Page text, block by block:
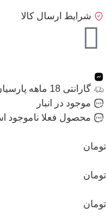
شرایط ارسال کالا
گارانتی 18 ماهه پارسیان تک
موجود در انبار
محصول فعلا ناموجود
تومان
تومان
تومان